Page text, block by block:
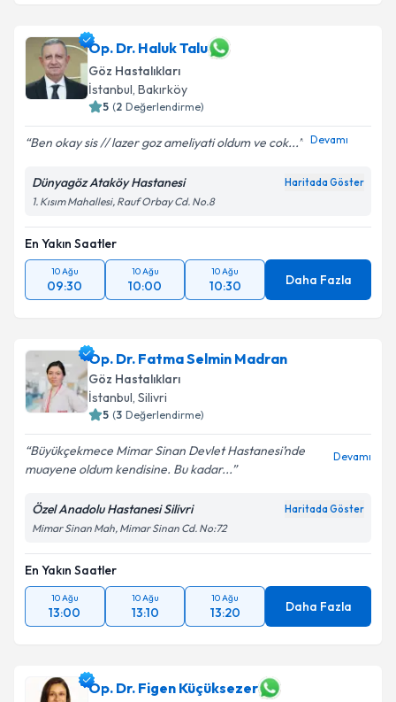
için bir takvim hazırlandığında e-posta ile
bilgilendireceğiz.
E-posta Adresiniz
Kişisel verilerimin işlenmesine ilişkin
Aydınlatma
Metni'ni okudum ve kişisel verilerimin belirtilen
Takvim Talebini Gönder
Op. Dr. Haluk Talu
Göz Hastalıkları
İstanbul, Bakırköy
5 (2 Değerlendirme)
Ben okay sis // lazer goz ameliyati oldum ve cok... Devamı
Dünyagöz Ataköy Hastanesi Haritada Göster
1. Kısım Mahallesi, Rauf Orbay Cd. No.8
En Yakın Saatler
10 Ağu
09:30
10 Ağu
10:00
10 Ağu
10:30 Daha Fazla
Op. Dr. Fatma Selmin Madran
Göz Hastalıkları
İstanbul, Silivri
5 (3 Değerlendirme)
Büyükçekmece Mimar Sinan Devlet Hastanesi’nde
muayene oldum kendisine. Bu kadar...
Devamı
Özel Anadolu Hastanesi Silivri Haritada Göster
Mimar Sinan Mah, Mimar Sinan Cd. No:72
En Yakın Saatler
10 Ağu
13:00
10 Ağu
13:10
10 Ağu
13:20 Daha Fazla
Op. Dr. Figen Küçüksezer